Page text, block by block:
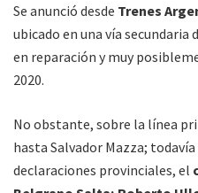
Se anunció desde Trenes
ubicado en una vía secundaria
en reparación y muy
2020.
No obstante, sobre la línea
hasta Salvador Mazza;
declaraciones provinciales, el